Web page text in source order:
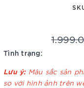
Tình trạng:
Lưu ý: Màu sắc sản
so với hình ảnh trên